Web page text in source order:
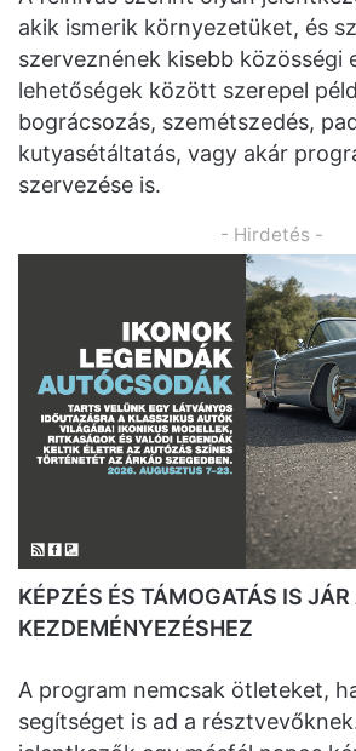
akik ismerik környezetüket, és
szerveznének kisebb közösségi
lehetőségek között szerepel
bográcsozás, szemétszedés,
kutyasétáltatás, vagy akár
szervezése is.
- Hirdetés -
KÉPZÉS ÉS TÁMOGATÁS IS JÁR
KEZDEMÉNYEZÉSHEZ
A program nemcsak ötleteket,
segítséget is ad a